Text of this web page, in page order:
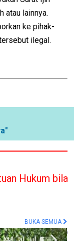
atau lainnya.
ke pihak-
ilegal.
BUKA SEMUA